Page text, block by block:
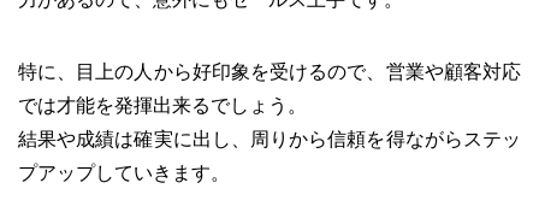
特に、目上の人から好印象を受けるので、営業や顧客対応
では才能を発揮出来るでしょう。
結果や成績は確実に出し、周りから信頼を得ながらステッ
プアップしていきます。